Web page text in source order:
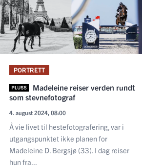
PORTRETT
Madeleine reiser verden rundt
som stevnefotograf
4. august 2024, 08:00
Å vie livet til hestefotografering, var i
utgangspunktet ikke planen for
Madeleine D. Bergsjø (33). I dag reiser
hun fra...